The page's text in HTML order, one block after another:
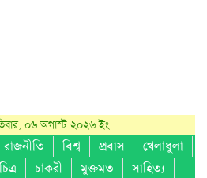
০৬ অগাস্ট ২০২৬ ইং
রাজনীতি বিশ্ব প্রবাস
খেলাধুলা
চাকরী মুক্তমত
সাহিত্য